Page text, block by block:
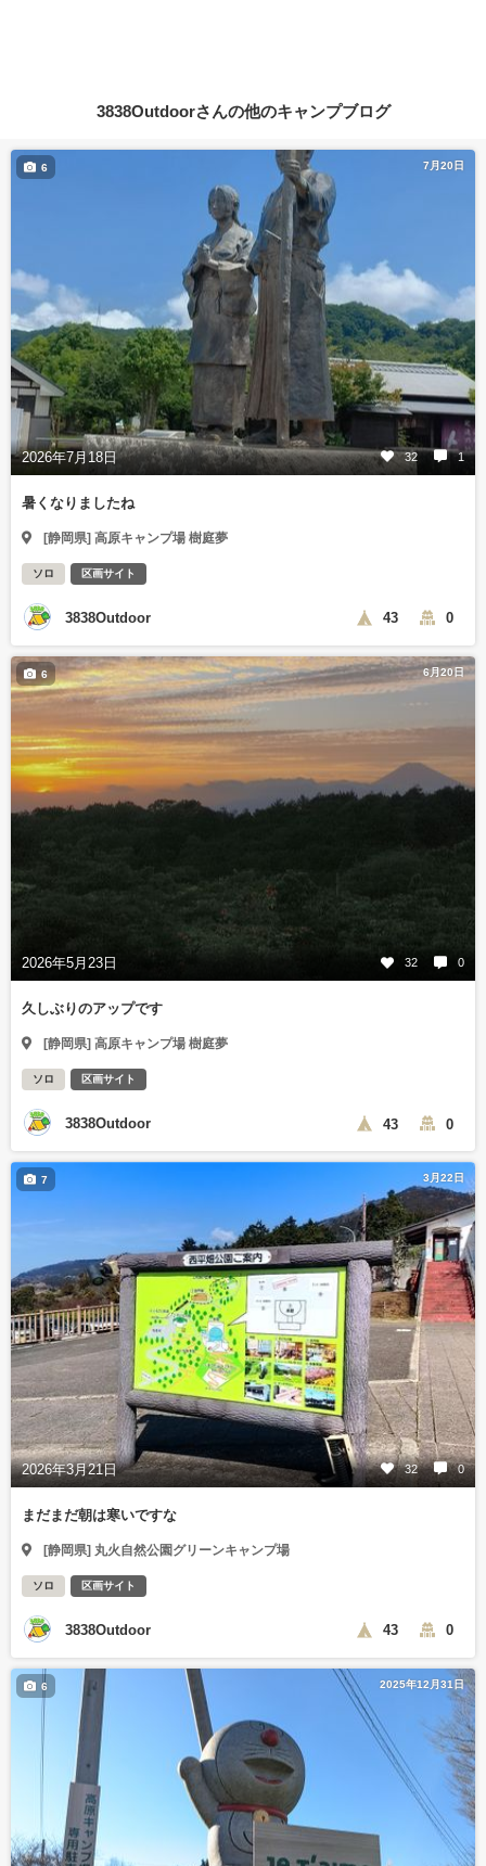
3838Outdoorさんの他のキャンプブログ
7月20日
2026年7月18日 32 1
6
暑くなりましたね
[静岡県] 高原キャンプ場 樹庭夢
ソロ 区画サイト
3838Outdoor 43 0
6月20日
2026年5月23日 32 0
6
久しぶりのアップです
[静岡県] 高原キャンプ場 樹庭夢
ソロ 区画サイト
3838Outdoor 43 0
3月22日
2026年3月21日 32 0
7
まだまだ朝は寒いですな
[静岡県] 丸火自然公園グリーンキャンプ場
ソロ 区画サイト
3838Outdoor 43 0
2025年12月31日
6